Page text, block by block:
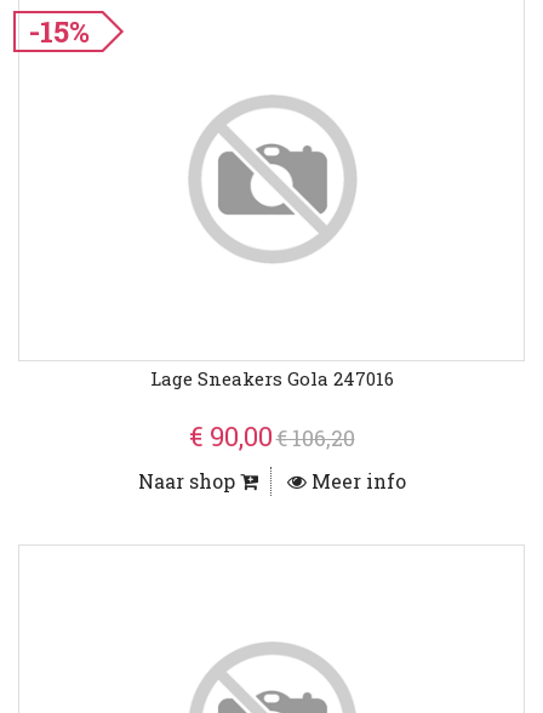
-15%
Lage Sneakers Gola 247016
€ 90,00€ 106,20
Naar shop Meer info